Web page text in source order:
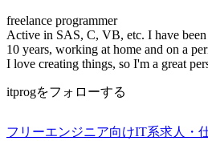
freelance programmer
Active in SAS, C, VB, etc. I have
10 years, working at home and on a
I love creating things, so I'm a great
itprogをフォローする
フリーエンジニア向けIT系求人・